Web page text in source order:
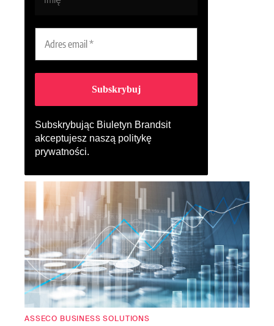
Subskrybując Biuletyn Brandsit
akceptujesz naszą politykę
prywatności.
ASSECO BUSINESS SOLUTIONS